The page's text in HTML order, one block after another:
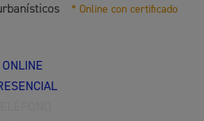
* Online con certificado
ONLINE